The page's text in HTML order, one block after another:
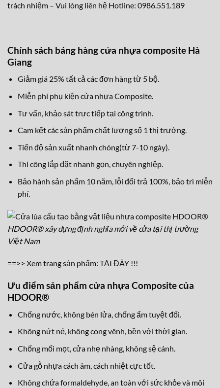
trách nhiệm – Vui lòng liên hệ Hotline: 0986.551.189
Chính sách báng hàng cửa nhựa composite Hà
Giang
Giảm giá 25% tất cả các đơn hàng từ 5 bộ.
Miễn phí phụ kiện cửa nhựa Composite.
Tư vấn, khảo sát trực tiếp tại công trình.
Cam kết các sản phẩm chất lượng số 1 thị trường.
Tiến độ sản xuất nhanh chóng(từ 7-10 ngày).
Thi công lắp đặt nhanh gọn, chuyên nghiệp.
Bảo hành sản phẩm 10 năm, lỗi đổi trả 100%, bảo trì miễn
phí.
HDOOR® xây dựng định nghĩa mới về cửa tại thị trường
Việt Nam
==>> Xem trang sản phẩm: TẠI ĐÂY !!!
Ưu điểm sản phẩm cửa nhựa Composite của
HDOOR®
Chống nước, không bén lửa, chống ẩm tuyệt đối.
Không nứt nẻ, không cong vênh, bền với thời gian.
Chống mối mọt, cửa nhẹ nhàng, không sệ cánh.
Cửa gỗ nhựa cách âm, cách nhiệt cực tốt.
Không chứa formaldehyde, an toàn với sức khỏe và môi